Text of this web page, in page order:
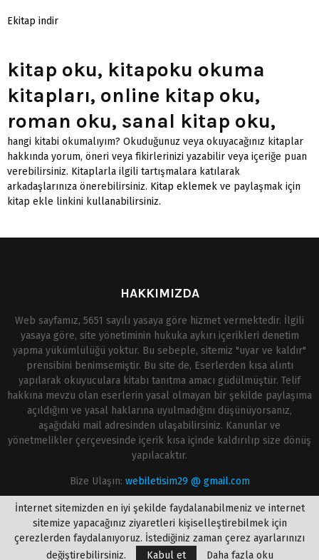
Ekitap indir
kitap oku, kitapoku okuma
kitapları, online kitap oku,
roman oku, sanal kitap oku,
hangi kitabi okumalıyım? Okuduğunuz veya okuyacağınız kitaplar
hakkında yorum, öneri veya fikirlerinizi yazabilir veya içeriğe puan
verebilirsiniz. Kitaplarla ilgili tartışmalara katılarak
arkadaşlarınıza önerebilirsiniz. Kitap eklemek ve paylaşmak için
kitap ekle linkini kullanabilirsiniz.
HAKKIMIZDA
Web sayfamız, 5651 sayılı yasaya göre hizmet vermektedir. İlgili
yasaya göre, site yönetiminin hukuka aykırı içerikleri denetim
yapma yükümlülüğü yoktur. Bu sebeple, sitemiz "uyar ve kaldır"
prensibini benimsemiştir. Bu site de, Eserlerden kısa alıntı
yapılarak okuyuculara kitabı tanıtma amacı güdülmüştür. Telif
hakkına mevzu olan eserlerin yasal olmayan bir şekilde paylaşıma
açıldığını ve yasal haklarına uyulmadığını düşünüyorsanız,
aşağıdaki mail adresinden ulaşabilirsiniz. Kanunlar ve
yönetmelikler çerçevesinde içerik kısa içinde kaldırılıp size dönüş
yapılacaktır.
Bize Ulaşın: webiletisim29 @ gmail.com
@2020 - onlinekitapoku.com
İnternet sitemizden en iyi şekilde faydalanabilmeniz ve internet
sitemize yapacağınız ziyaretleri kişiselleştirebilmek için
çerezlerden faydalanıyoruz. İstediğiniz zaman çerez ayarlarınızı
değiştirebilirsiniz.
Kabul et Daha fazla oku